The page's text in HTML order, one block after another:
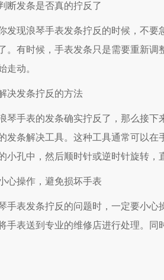
发条是否真的拧反了
现浪琴手表发条拧反的时候，不要
。有时候，手表发条只是需要重新
走动。
发条拧反的方法
手表的发条确实拧反了，那么接下
发条解决工具。这种工具通常可以
小孔中，然后顺时针或逆时针旋转，
操作，避免损坏手表
表发条拧反的问题时，一定要小心
手表送到专业的维修店进行处理。